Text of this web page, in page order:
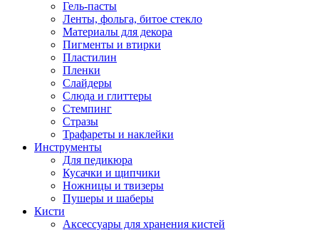
Гель-пасты
Ленты, фольга, битое стекло
Материалы для декора
Пигменты и втирки
Пластилин
Пленки
Слайдеры
Слюда и глиттеры
Стемпинг
Стразы
Трафареты и наклейки
Инструменты
Для педикюра
Кусачки и щипчики
Ножницы и твизеры
Пушеры и шаберы
Кисти
Аксессуары для хранения кистей